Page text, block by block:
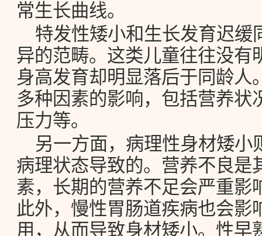
常生长曲线。
特发性矮小和生长发育迟缓
异的范畴。这类儿童往往没有
身高发育却明显落后于同龄人
多种因素的影响，包括营养状
压力等。
另一方面，病理性身材矮小
病理状态导致的。营养不良是
素，长期的营养不足会严重影
此外，慢性胃肠道疾病也会影
用，从而导致身材矮小。性早